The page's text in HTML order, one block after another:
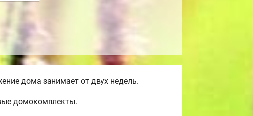
дома занимает от двух недель.
домокомплекты.